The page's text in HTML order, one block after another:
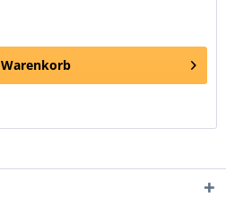
Warenkorb